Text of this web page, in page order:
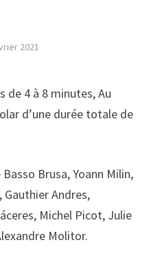
2021
de 4 à 8 minutes, Au
d’une durée totale de
Brusa, Yoann Milin,
Gauthier Andres,
Michel Picot, Julie
Molitor.